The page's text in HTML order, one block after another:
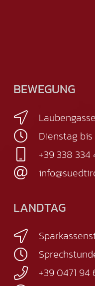
BEWEGUNG
Dienstag bis
+39 338 334
LANDTAG
+39 0471 94